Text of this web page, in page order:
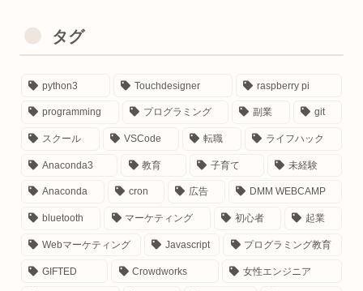
・Google Cloud Generative AI Leader
＜好きなたべもの🍖＞
おにく
す٩(๑❛ᴗ❛๑)
検索上位で中身薄い企業サイトに対抗し個人でがんばってま
す。
口コミでちょっとずつ広がってくれると嬉しいです😋
タグ
python3 Touchdesigner raspberry pi
programming プログラミング 副業 git
スクール VSCode 転職 ライフハック
Anaconda3 教育 子育て 未経験
Anaconda cron 広告 DMM WEBCAMP
bluetooth マーケティング 初心者 起業
Webマーケティング Javascript プログラミング教育
GIFTED Crowdworks 女性エンジニア